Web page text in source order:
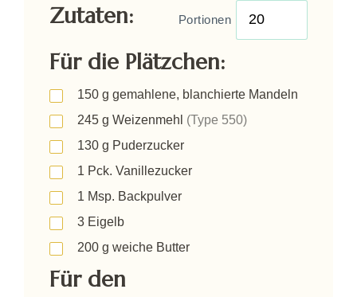
Zutaten: Portionen
Für die Plätzchen:
150 g gemahlene, blanchierte Mandeln
245 g Weizenmehl (Type 550)
130 g Puderzucker
1 Pck. Vanillezucker
1 Msp. Backpulver
3 Eigelb
200 g weiche Butter
Für den